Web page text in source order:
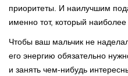
приоритеты. И наилучшим
именно тот, который
Чтобы ваш мальчик не
его энергию обязательно
и занять чем-нибудь